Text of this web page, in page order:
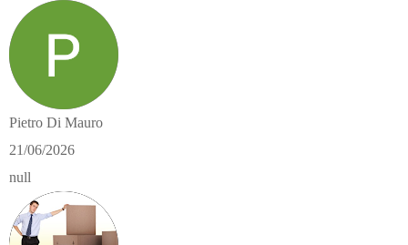
Pietro Di Mauro
21/06/2026
null